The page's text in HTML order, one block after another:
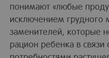
понимают «любые
исключением грудного
заменителей, которые
рацион ребенка в